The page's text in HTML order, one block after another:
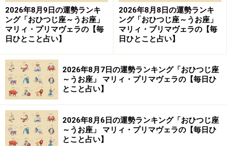
目的や利害が重なれば協力体制を取りますが、方向性の
違いが生じるとあっさり離れていきます。合理性豊かで
入っていないことも。意外に、寂しがり屋です。
みずがめ座の運命の流れ
宿命的に、比較的条件のそろった環境から人生をスター
トするでしょう。親がレールを敷いてくれたり、よき友
2026年8月9日の運勢ランキ
ング「おひつじ座～うお座」
マリィ・プリマヴェラの【毎
日ひとこと占い】
2026年8月8日の運勢ランキ
ング「おひつじ座～うお座」
マリィ・プリマヴェラの【毎
日ひとこと占い】
2026年8月7日の運勢ランキング「おひつじ座
～うお座」 マリィ・プリマヴェラの【毎日ひ
とこと占い】
2026年8月6日の運勢ランキング「おひつじ座
～うお座」 マリィ・プリマヴェラの【毎日ひ
とこと占い】